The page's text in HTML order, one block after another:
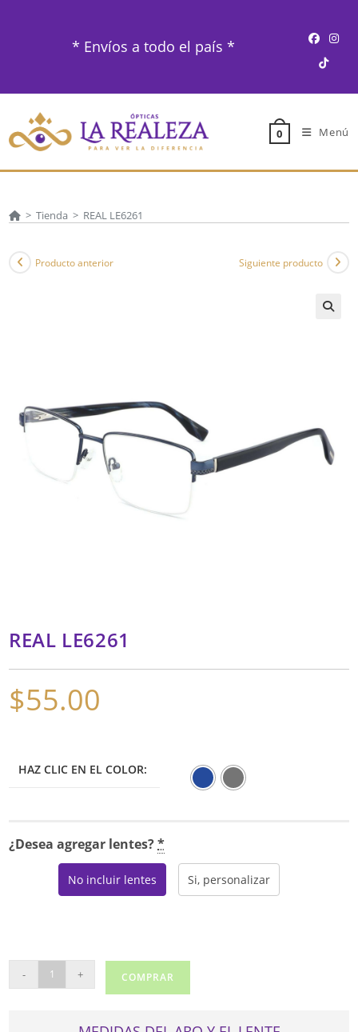
* Envíos a todo el país *
0 Menú
> Tienda > REAL LE6261
Producto anterior Siguiente producto
REAL LE6261
$55.00
HAZ CLIC EN EL COLOR:
¿Desea agregar lentes?*
No incluir lentes Si, personalizar
LE6261
- + COMPRAR